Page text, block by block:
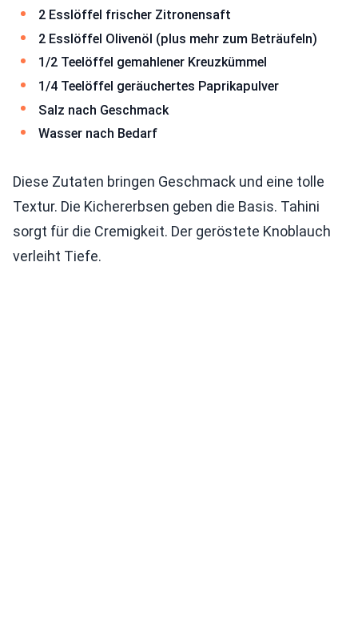
2 Esslöffel frischer Zitronensaft
2 Esslöffel Olivenöl (plus mehr zum Beträufeln)
1/2 Teelöffel gemahlener Kreuzkümmel
1/4 Teelöffel geräuchertes Paprikapulver
Salz nach Geschmack
Wasser nach Bedarf
Diese Zutaten bringen Geschmack und eine tolle
Textur. Die Kichererbsen geben die Basis. Tahini
sorgt für die Cremigkeit. Der geröstete Knoblauch
verleiht Tiefe.